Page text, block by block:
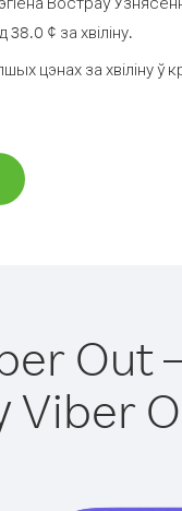
¢ за хвіліну.
цэнах за хвіліну ў
Out
Viber